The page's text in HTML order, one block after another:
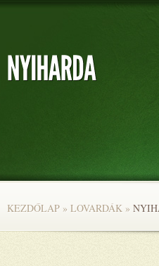
KEZDŐLAP » LOVARDÁK »